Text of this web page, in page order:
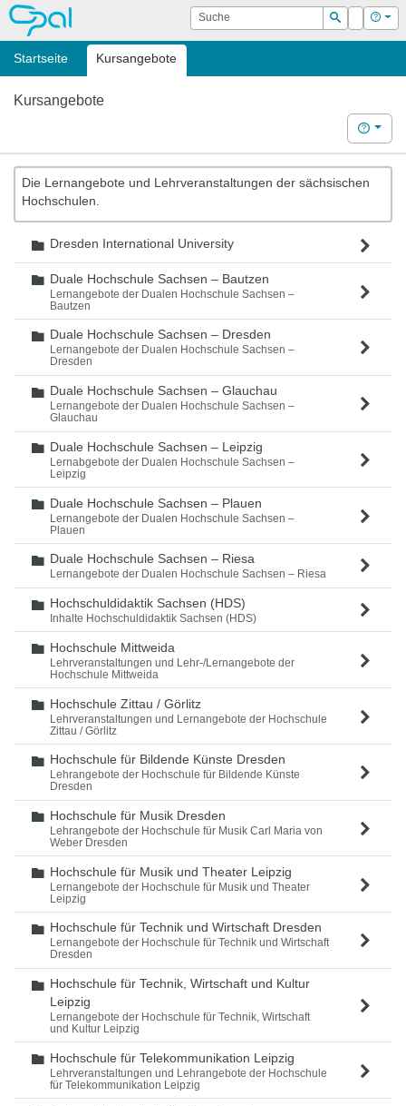
OPAL Suche
Suchen
Login Hilfe
Startseite Kursangebote
Kursangebote
Hilfe
Die Lernangebote und Lehrveranstaltungen der sächsischen
Hochschulen.
Ordner
Dresden International University
Ordner
Duale Hochschule Sachsen – Bautzen
Lernangebote der Dualen Hochschule Sachsen –
Bautzen
Ordner
Duale Hochschule Sachsen – Dresden
Lernangebote der Dualen Hochschule Sachsen –
Dresden
Ordner
Duale Hochschule Sachsen – Glauchau
Lernangebote der Dualen Hochschule Sachsen –
Glauchau
Ordner
Duale Hochschule Sachsen – Leipzig
Lernabgebote der Dualen Hochschule Sachsen –
Leipzig
Ordner
Duale Hochschule Sachsen – Plauen
Lernangebote der Dualen Hochschule Sachsen –
Plauen
Ordner
Duale Hochschule Sachsen – Riesa
Lernangebote der Dualen Hochschule Sachsen – Riesa
Ordner
Hochschuldidaktik Sachsen (HDS)
Inhalte Hochschuldidaktik Sachsen (HDS)
Ordner
Hochschule Mittweida
Lehrveranstaltungen und Lehr-/Lernangebote der
Hochschule Mittweida
Ordner
Hochschule Zittau / Görlitz
Lehrveranstaltungen und Lernangebote der Hochschule
Zittau / Görlitz
Ordner
Hochschule für Bildende Künste Dresden
Lehrangebote der Hochschule für Bildende Künste
Dresden
Ordner
Hochschule für Musik Dresden
Lehrangebote der Hochschule für Musik Carl Maria von
Weber Dresden
Ordner
Hochschule für Musik und Theater Leipzig
Lernangebote der Hochschule für Musik und Theater
Leipzig
Ordner
Hochschule für Technik und Wirtschaft Dresden
Lernangebote der Hochschule für Technik und Wirtschaft
Dresden
Ordner
Hochschule für Technik, Wirtschaft und Kultur
Leipzig
Lernangebote der Hochschule für Technik, Wirtschaft
und Kultur Leipzig
Ordner
Hochschule für Telekommunikation Leipzig
Lehrveranstaltungen und Lehrangebote der Hochschule
für Telekommunikation Leipzig